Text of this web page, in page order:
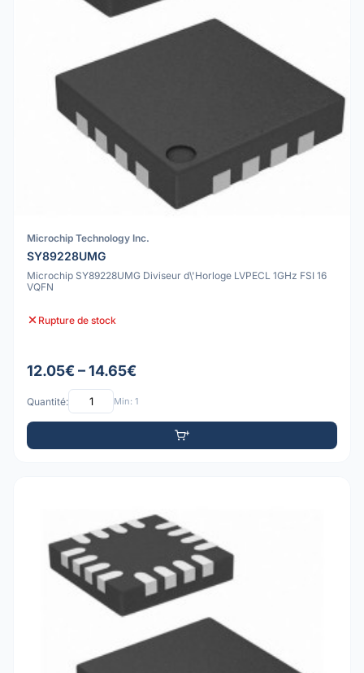
Microchip Technology Inc.
SY89228UMG
Microchip SY89228UMG Diviseur d\'Horloge LVPECL 1GHz FSI 16
VQFN
Rupture de stock
12.05€ – 14.65€
Quantité: Min: 1